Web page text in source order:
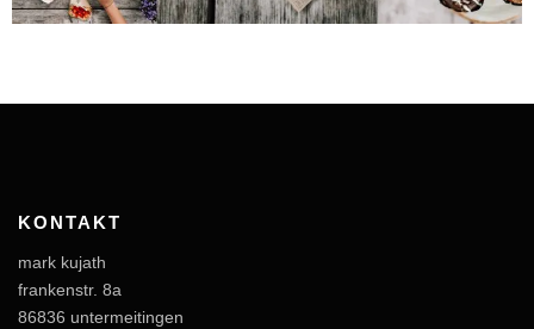
KONTAKT
mark kujath
frankenstr. 8a
86836 untermeitingen